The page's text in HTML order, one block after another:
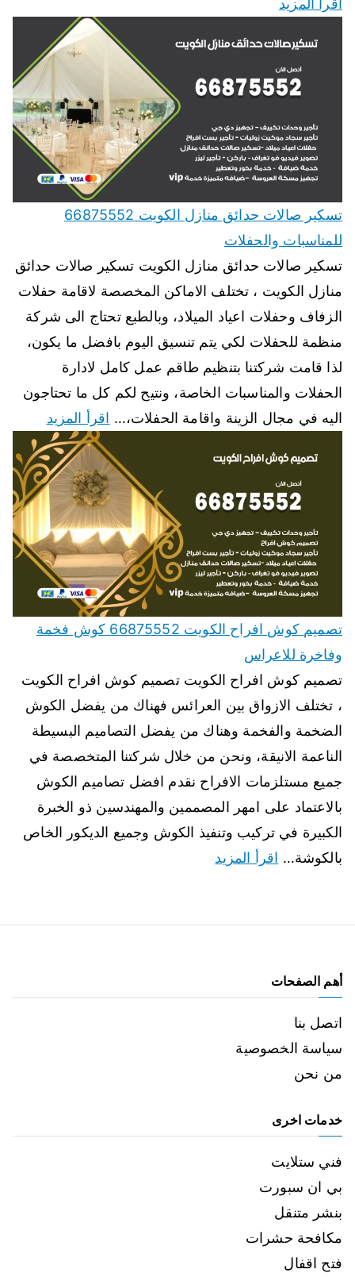
اقرأ المزيد
تسكير صالات حدائق منازل الكويت 66875552
للمناسبات والحفلات
تسكير صالات حدائق منازل الكويت تسكير صالات حدائق
منازل الكويت ، تختلف الاماكن المخصصة لاقامة حفلات
الزفاف وحفلات اعياد الميلاد، وبالطبع تحتاج الى شركة
منظمة للحفلات لكي يتم تنسيق اليوم بافضل ما يكون،
لذا قامت شركتنا بتنظيم طاقم عمل كامل لادارة
الحفلات والمناسبات الخاصة، ونتيح لكم كل ما تحتاجون
اليه في مجال الزينة واقامة الحفلات،… اقرأ المزيد
تصميم كوش افراح الكويت 66875552 كوش فخمة
وفاخرة للاعراس
تصميم كوش افراح الكويت تصميم كوش افراح الكويت
، تختلف الازواق بين العرائس فهناك من يفضل الكوش
الضخمة والفخمة وهناك من يفضل التصاميم البسيطة
الناعمة الانيقة، ونحن من خلال شركتنا المتخصصة في
جميع مستلزمات الافراح نقدم افضل تصاميم الكوش
بالاعتماد على امهر المصممين والمهندسين ذو الخبرة
الكبيرة في تركيب وتنفيذ الكوش وجميع الديكور الخاص
بالكوشة… اقرأ المزيد
أهم الصفحات
اتصل بنا
سياسة الخصوصية
من نحن
خدمات اخرى
فني ستلايت
بي ان سبورت
بنشر متنقل
مكافحة حشرات
فتح اقفال